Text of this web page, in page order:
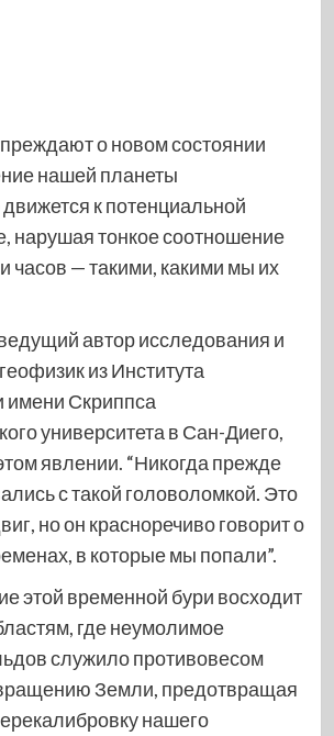
о новом состоянии
нашей планеты
к потенциальной
нарушая тонкое соотношение
часов — такими, какими мы их
автор исследования и
из Института
имени Скриппса
университета в Сан-Диего,
явлении. “Никогда прежде
с такой головоломкой. Это
но он красноречиво говорит о
в которые мы попали”.
этой временной бури восходит
где неумолимое
служило противовесом
Земли, предотвращая
нашего